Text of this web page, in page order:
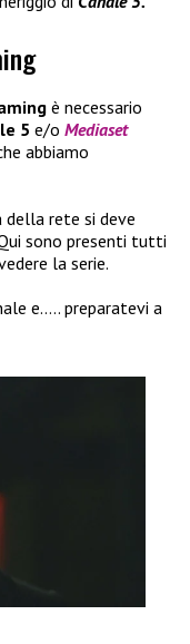
è necessario
5 e/o Mediaset
abbiamo
della rete si deve
sono presenti tutti
la serie.
e….. preparatevi a